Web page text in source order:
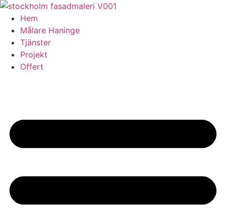
Skip
content
Hem
Målare Haninge
Tjänster
Projekt
Offert